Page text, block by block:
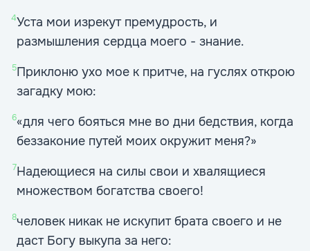
4Уста мои изрекут премудрость, и
размышления сердца моего - знание.
5Приклоню ухо мое к притче, на гуслях открою
загадку мою:
6«для чего бояться мне во дни бедствия, когда
беззаконие путей моих окружит меня?»
7Надеющиеся на силы свои и хвалящиеся
множеством богатства своего!
8человек никак не искупит брата своего и не
даст Богу выкупа за него: